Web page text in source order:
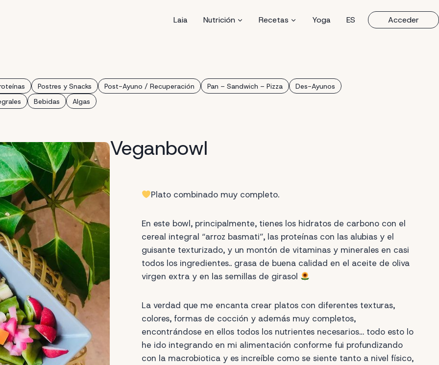
Laia Nutrición Recetas Yoga ES Acceder
Postres y Snacks Post-Ayuno / Recuperación Pan – Sandwich – Pizza
Des-Ayunos
Bebidas Algas
Veganbowl
Plato combinado muy completo.
En este bowl, principalmente, tienes los hidratos de carbono con el
cereal integral “arroz basmati”, las proteínas con las alubias y el
guisante texturizado, y un montón de vitaminas y minerales en casi
todos los ingredientes.. grasa de buena calidad en el aceite de oliva
virgen extra y en las semillas de girasol
La verdad que me encanta crear platos con diferentes texturas,
colores, formas de cocción y además muy completos,
encontrándose en ellos todos los nutrientes necesarios… todo esto lo
he ido integrando en mi alimentación conforme fui profundizando
con la macrobiotica y es increíble como se siente tanto a nivel físico,